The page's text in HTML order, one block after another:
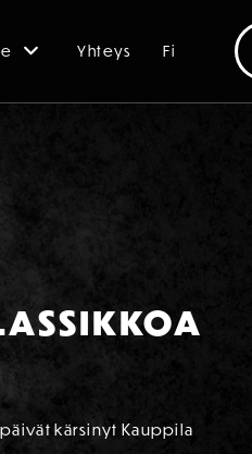
Yhteys Fi
kärsinyt Kauppila